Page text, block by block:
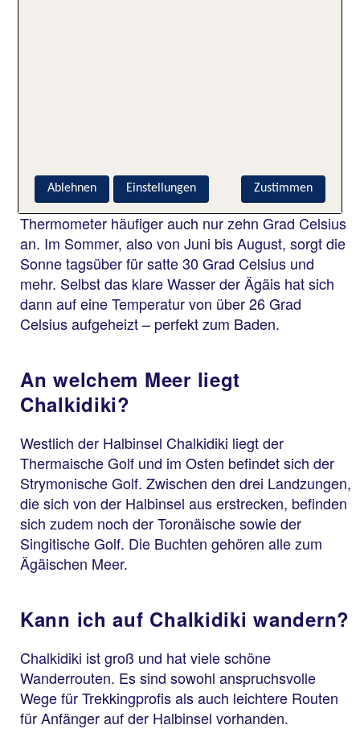
Auf Chalkidiki herrschen von April bis November
milde Temperaturen. Im Winter zeigt das
Thermometer häufiger auch nur zehn Grad Celsius
an. Im Sommer, also von Juni bis August, sorgt die
Sonne tagsüber für satte 30 Grad Celsius und
mehr. Selbst das klare Wasser der Ägäis hat sich
dann auf eine Temperatur von über 26 Grad
Celsius aufgeheizt – perfekt zum Baden.
An welchem Meer liegt
Chalkidiki?
Westlich der Halbinsel Chalkidiki liegt der
Thermaische Golf und im Osten befindet sich der
Strymonische Golf. Zwischen den drei Landzungen,
die sich von der Halbinsel aus erstrecken, befinden
sich zudem noch der Toronäische sowie der
Singitische Golf. Die Buchten gehören alle zum
Ägäischen Meer.
Kann ich auf Chalkidiki wandern?
Chalkidiki ist groß und hat viele schöne
Wanderrouten. Es sind sowohl anspruchsvolle
Wege für Trekkingprofis als auch leichtere Routen
für Anfänger auf der Halbinsel vorhanden.
Zustimmen
Ablehnen Einstellungen